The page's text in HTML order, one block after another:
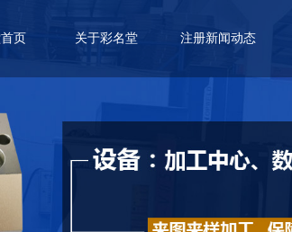
页 关于彩名堂 注册新闻动态